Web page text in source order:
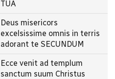
TUA
Deus misericors
excelsissime omnis in terris
adorant te SECUNDUM
Ecce venit ad templum
sanctum suum Christus